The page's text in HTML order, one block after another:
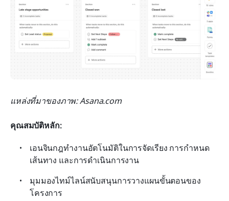
แหล่งที่มาของภาพ: Asana.com
คุณสมบัติหลัก:
เอนจินกฎทำงานอัตโนมัติในการจัดเรียง การกำหนด
เส้นทาง และการดำเนินการงาน
มุมมองไทม์ไลน์สนับสนุนการวางแผนขั้นตอนของ
โครงการ